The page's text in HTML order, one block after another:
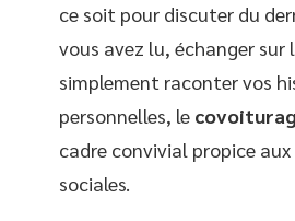
ce soit pour discuter du
vous avez lu, échanger
simplement raconter vos
personnelles, le
cadre convivial propice
sociales.